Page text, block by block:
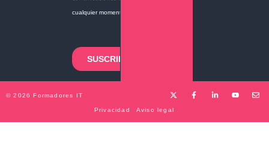
© 2026 Formadores IT
Privacidad Aviso legal